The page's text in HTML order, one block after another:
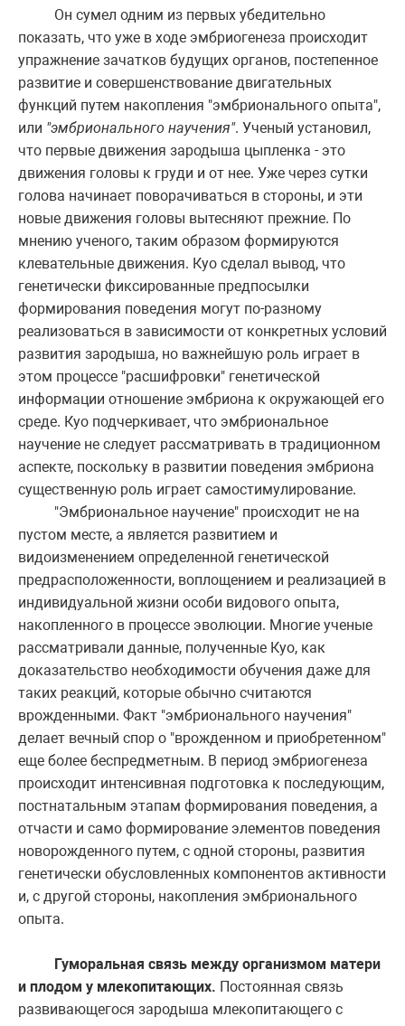
Он сумел одним из первых убедительно
показать, что уже в ходе эмбриогенеза происходит
упражнение зачатков будущих органов, постепенное
развитие и совершенствование двигательных
функций путем накопления "эмбрионального опыта",
или "эмбрионального научения". Ученый установил,
что первые движения зародыша цыпленка - это
движения головы к груди и от нее. Уже через сутки
голова начинает поворачиваться в стороны, и эти
новые движения головы вытесняют прежние. По
мнению ученого, таким образом формируются
клевательные движения. Куо сделал вывод, что
генетически фиксированные предпосылки
формирования поведения могут по-разному
реализоваться в зависимости от конкретных условий
развития зародыша, но важнейшую роль играет в
этом процессе "расшифровки" генетической
информации отношение эмбриона к окружающей его
среде. Куо подчеркивает, что эмбриональное
научение не следует рассматривать в традиционном
аспекте, поскольку в развитии поведения эмбриона
существенную роль играет самостимулирование.
"Эмбриональное научение" происходит не на
пустом месте, а является развитием и
видоизменением определенной генетической
предрасположенности, воплощением и реализацией в
индивидуальной жизни особи видового опыта,
накопленного в процессе эволюции. Многие ученые
рассматривали данные, полученные Куо, как
доказательство необходимости обучения даже для
таких реакций, которые обычно считаются
врожденными. Факт "эмбрионального научения"
делает вечный спор о "врожденном и приобретенном"
еще более беспредметным. В период эмбриогенеза
происходит интенсивная подготовка к последующим,
постнатальным этапам формирования поведения, а
отчасти и само формирование элементов поведения
новорожденного путем, с одной стороны, развития
генетически обусловленных компонентов активности
и, с другой стороны, накопления эмбрионального
опыта.
Гуморальная связь между организмом матери
и плодом у млекопитающих. Постоянная связь
развивающегося зародыша млекопитающего с